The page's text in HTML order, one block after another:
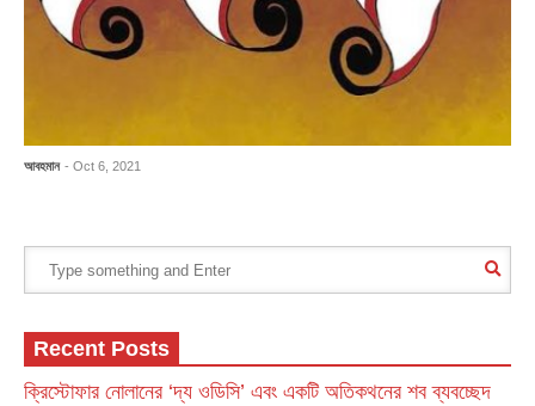
আবহমান - Oct 6, 2021
Recent Posts
ক্রিস্টোফার নোলানের ‘দ্য ওডিসি’ এবং একটি অতিকথনের শব ব্যবচ্ছেদ